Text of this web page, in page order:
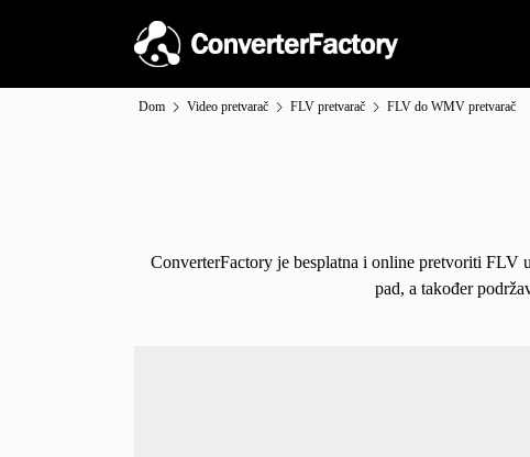
Dom Video pretvarač FLV pretvarač FLV do WMV pretvarač
ConverterFactory je besplatna i online pretvoriti FLV
pad, a također